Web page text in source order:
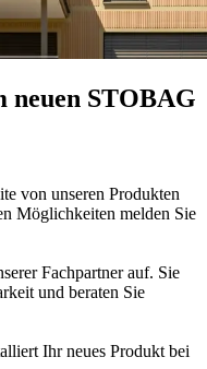
neuen STOBAG
von unseren Produkten
Möglichkeiten melden Sie
Fachpartner auf. Sie
und beraten Sie
Ihr neues Produkt bei